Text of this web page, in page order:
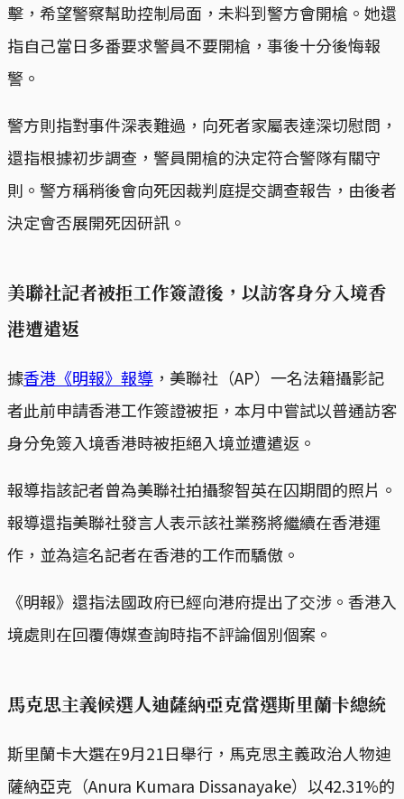
擊，希望警察幫助控制局面，未料到警方會開槍。她還
指自己當日多番要求警員不要開槍，事後十分後悔報
警。
警方則指對事件深表難過，向死者家屬表達深切慰問，
還指根據初步調查，警員開槍的決定符合警隊有關守
則。警方稱稍後會向死因裁判庭提交調查報告，由後者
決定會否展開死因研訊。
美聯社記者被拒工作簽證後，以訪客身分入境香
港遭遣返
據香港《明報》報導 ，美聯社（AP）一名法籍攝影記
者此前申請香港工作簽證被拒，本月中嘗試以普通訪客
身分免簽入境香港時被拒絕入境並遭遣返。
報導指該記者曾為美聯社拍攝黎智英在囚期間的照片。
報導還指美聯社發言人表示該社業務將繼續在香港運
作，並為這名記者在香港的工作而驕傲。
《明報》還指法國政府已經向港府提出了交涉。香港入
境處則在回覆傳媒查詢時指不評論個別個案。
馬克思主義候選人迪薩納亞克當選斯里蘭卡總統
斯里蘭卡大選在9月21日舉行，馬克思主義政治人物迪
薩納亞克（Anura Kumara Dissanayake）以42.31%的